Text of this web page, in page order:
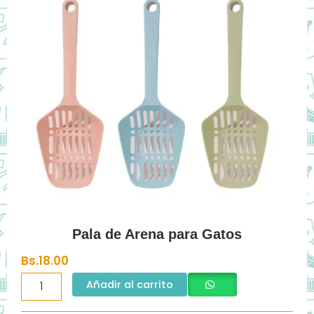
Pala de Arena para Gatos
Bs.18.00
Pala
Añadir al carrito